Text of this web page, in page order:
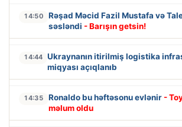
14:50
Rəşad Məcid Fazil Mustafa və
səsləndi - Barışın getsin!
14:44 Ukraynanın itirilmiş logistika
miqyası açıqlanıb
14:35 Ronaldo bu həftəsonu evlənir -
məlum oldu